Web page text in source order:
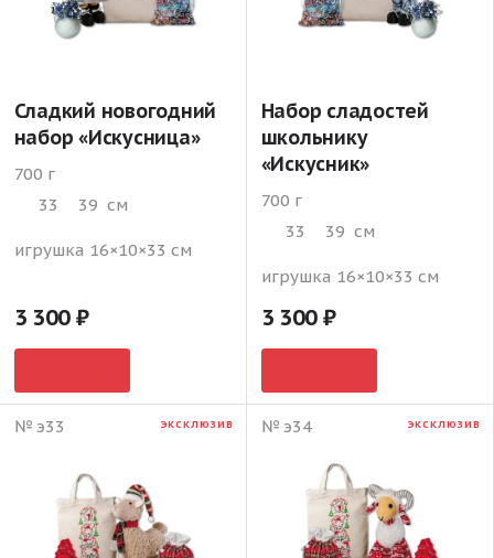
Сладкий новогодний
набор «Искусница»
700 г
33
39 см
игрушка 16×10×33 см
3 300
Набор сладостей
школьнику
«Искусник»
700 г
33
39 см
игрушка 16×10×33 см
3 300
№ э33 ЭКСКЛЮЗИВ № э34 ЭКСКЛЮЗИВ